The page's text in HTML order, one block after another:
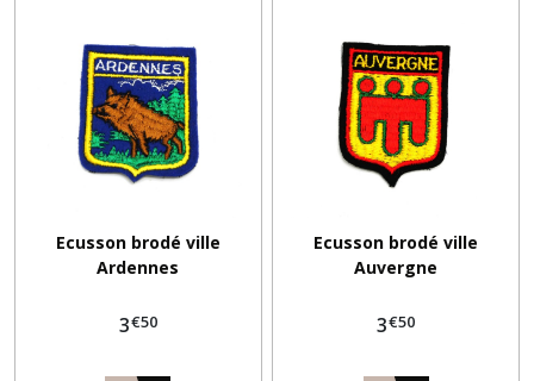
Ecusson brodé ville
Ardennes
3€50
Ecusson brodé ville
Auvergne
3€50